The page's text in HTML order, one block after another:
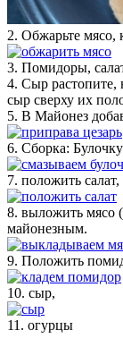
2. Обжарьте мясо,
3. Помидоры,
4. Сыр растопите,
сыр сверху их
5. В Майонез
6. Сборка:
7. положить салат,
8. выложить мясо
майонезным.
9. Положить
10. сыр,
11. огурцы